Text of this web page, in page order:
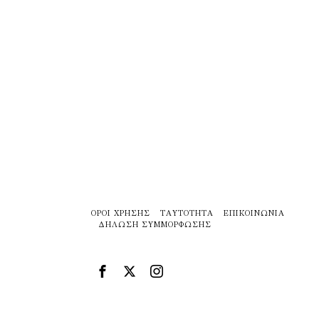
ΌΡΟΙ ΧΡΉΣΗΣ ΤΑΥΤΌΤΗΤΑ
ΕΠΙΚΟΙΝΩΝΊΑ
ΔΉΛΩΣΗ ΣΥΜΜΌΡΦΩΣΗΣ